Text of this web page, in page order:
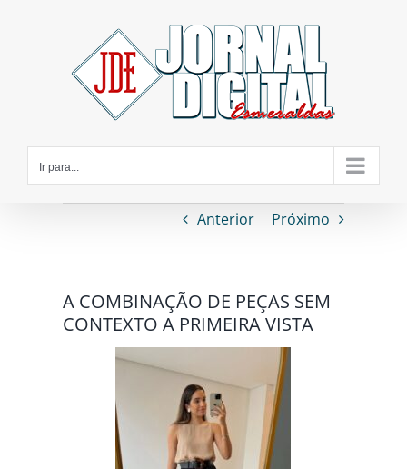
Ir para...
Anterior Próximo
A COMBINAÇÃO DE PEÇAS SEM
CONTEXTO A PRIMEIRA VISTA